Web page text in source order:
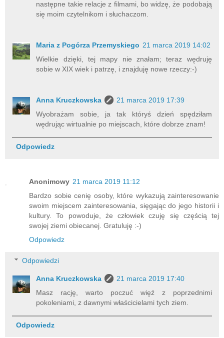
następne takie relacje z filmami, bo widzę, że podobają
się moim czytelnikom i słuchaczom.
Maria z Pogórza Przemyskiego 21 marca 2019 14:02
Wielkie dzięki, tej mapy nie znałam; teraz wędruję
sobie w XIX wiek i patrzę, i znajduję nowe rzeczy:-)
Anna Kruczkowska
21 marca 2019 17:39
Wyobrażam sobie, ja tak któryś dzień spędziłam
wędrując wirtualnie po miejscach, które dobrze znam!
Odpowiedz
Anonimowy 21 marca 2019 11:12
Bardzo sobie cenię osoby, które wykazują zainteresowanie
swoim miejscem zainteresowania, sięgając do jego historii i
kultury. To powoduje, że człowiek czuję się częścią tej
swojej ziemi obiecanej. Gratuluję :-)
Odpowiedz
Odpowiedzi
Anna Kruczkowska
21 marca 2019 17:40
Masz rację, warto poczuć więź z poprzednimi
pokoleniami, z dawnymi właścicielami tych ziem.
Odpowiedz